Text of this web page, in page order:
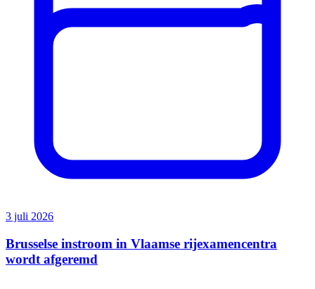
3 juli 2026
Brusselse instroom in Vlaamse rijexamencentra
wordt afgeremd